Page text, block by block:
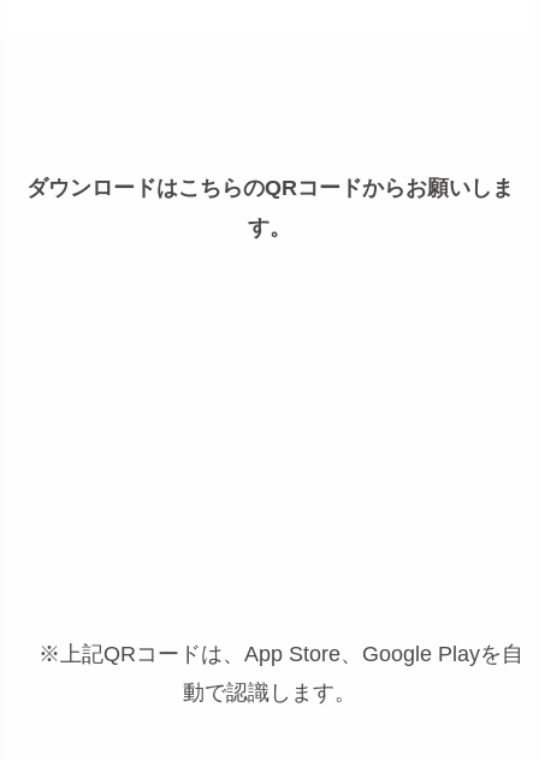
ダウンロードはこちらのQRコードからお願いしま
す。
※上記QRコードは、App Store、Google Playを自
動で認識します。